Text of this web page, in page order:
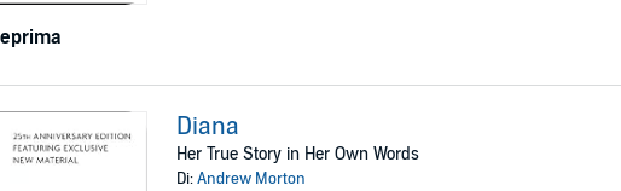
Diana
Her True Story in Her Own Words
Di:Andrew Morton